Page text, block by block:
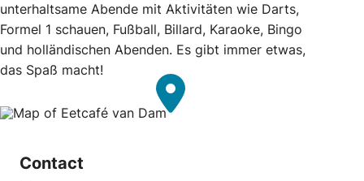
unterhaltsame Abende mit Aktivitäten wie Darts,
Formel 1 schauen, Fußball, Billard, Karaoke, Bingo
und holländischen Abenden. Es gibt immer etwas,
das Spaß macht!
Contact